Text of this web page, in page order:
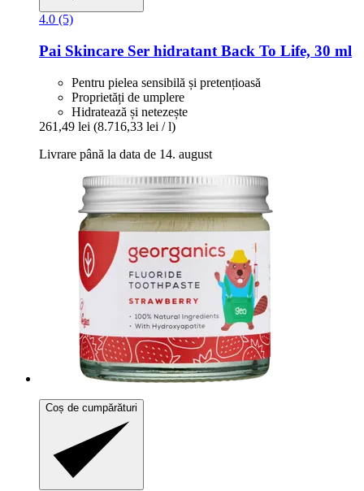
4.0 (5)
Pai Skincare Ser hidratant Back To Life, 30 ml
Pentru pielea sensibilă și pretențioasă
Proprietăți de umplere
Hidratează și netezește
261,49 lei (8.716,33 lei / l)
Livrare până la data de 14. august
Coș de cumpărături